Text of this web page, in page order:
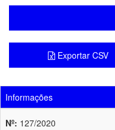
Exportar CSV
Informações
Nº: 127/2020